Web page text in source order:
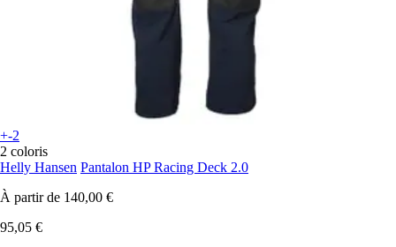
+-2
2 coloris
Helly Hansen Pantalon HP Racing Deck 2.0
À partir de 140,00 €
95,05 €